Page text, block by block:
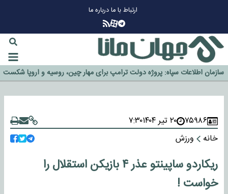
ارتباط با مادرباره ما
گزینه جدایی اوسمار روی میز مدیران پرسپولیس
آیا رئیس جمهور آمریکا قانون را دور می‌زند؟
اخراج رسمی چهره نامدار از پرسپولیس
سازمان اطلاعات سپاه: پروژه دولت ترامپ برای مهار چین، روسیه و اروپا شکست
خورد
۷۵۹۸۶ ۲۰ تیر ۱۴۰۴
۷:۳۰
خانه
ورزش
ریکاردو ساپینتو عذر ۴ بازیکن استقلال را
خواست !